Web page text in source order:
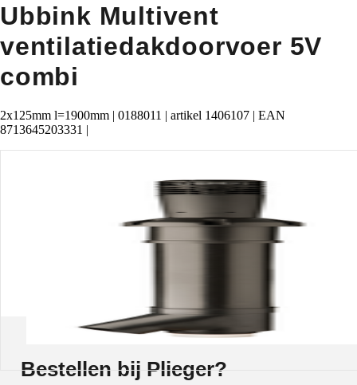
Ubbink Multivent
ventilatiedakdoorvoer 5V
combi
2x125mm l=1900mm | 0188011 | artikel 1406107 | EAN
8713645203331 |
Bestellen bij Plieger?